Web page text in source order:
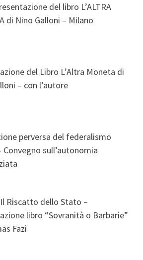
del libro L’ALTRA
di Nino Galloni – Milano
del Libro L’Altra Moneta di
– con l’autore
perversa del federalismo
Convegno sull’autonomia
Riscatto dello Stato –
libro “Sovranità o Barbarie”
Fazi